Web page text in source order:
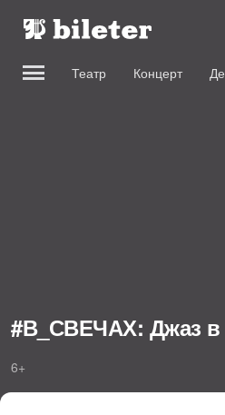
Театр Концерт
#В_СВЕЧАХ: Джаз в
6+